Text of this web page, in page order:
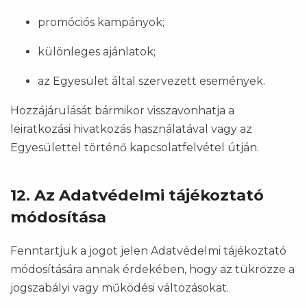
promóciós kampányok;
különleges ajánlatok;
az Egyesület által szervezett események.
Hozzájárulását bármikor visszavonhatja a
leiratkozási hivatkozás használatával vagy az
Egyesülettel történő kapcsolatfelvétel útján.
12. Az Adatvédelmi tájékoztató
módosítása
Fenntartjuk a jogot jelen Adatvédelmi tájékoztató
módosítására annak érdekében, hogy az tükrözze a
jogszabályi vagy működési változásokat.